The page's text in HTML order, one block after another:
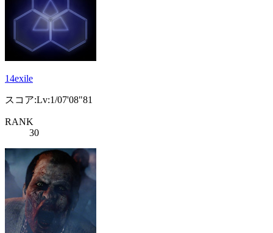
14exile
スコア:Lv:1/07'08"81
RANK
30